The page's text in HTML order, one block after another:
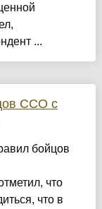
...
ССО с
бойцов
что
что в